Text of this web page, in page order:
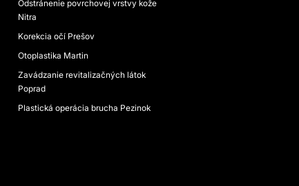
Odstránenie povrchovej vrstvy kože
Nitra
Korekcia očí Prešov
Otoplastika Martin
Zavádzanie revitalizačných látok
Poprad
Plastická operácia brucha Pezinok